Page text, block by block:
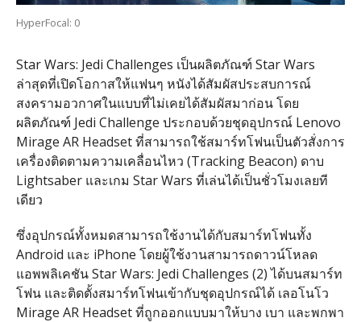
HyperFocal: 0
Star Wars: Jedi Challenges เป็นผลิตภัณฑ์ Star Wars
ล่าสุดที่เปิดโอกาสให้แฟนๆ หนังได้สัมผัสประสบการณ์
สงครามอวกาศในแบบที่ไม่เคยได้สัมผัสมาก่อน โดย
ผลิตภัณฑ์​ Jedi Challenge ประกอบด้วยชุดอุปกรณ์ Lenovo
Mirage AR Headset ที่สามารถใช้สมาร์ทโฟนเป็นตัวสั่งการ
เครื่องติดตามความเคลื่อนไหว (Tracking Beacon) ดาบ
Lightsaber และเกม Star Wars ที่เล่นได้เป็นชั่วโมงเลยที
เดียว
ซึ่งอุปกรณ์ทั้งหมดสามารถใช้งานได้กับสมาร์ทโฟนทั้ง
Android และ iPhone โดยผู้ใช้งานสามารถดาวน์โหลด
แอพพลิเคชัน Star Wars: Jedi Challenges (2) ได้บนสมาร์ท
โฟน และติดตั้งสมาร์ทโฟนเข้ากับชุดอุปกรณ์ได้​ เลอโนโว
Mirage AR Headset ที่ถูกออกแบบมาให้บาง เบา และพกพา